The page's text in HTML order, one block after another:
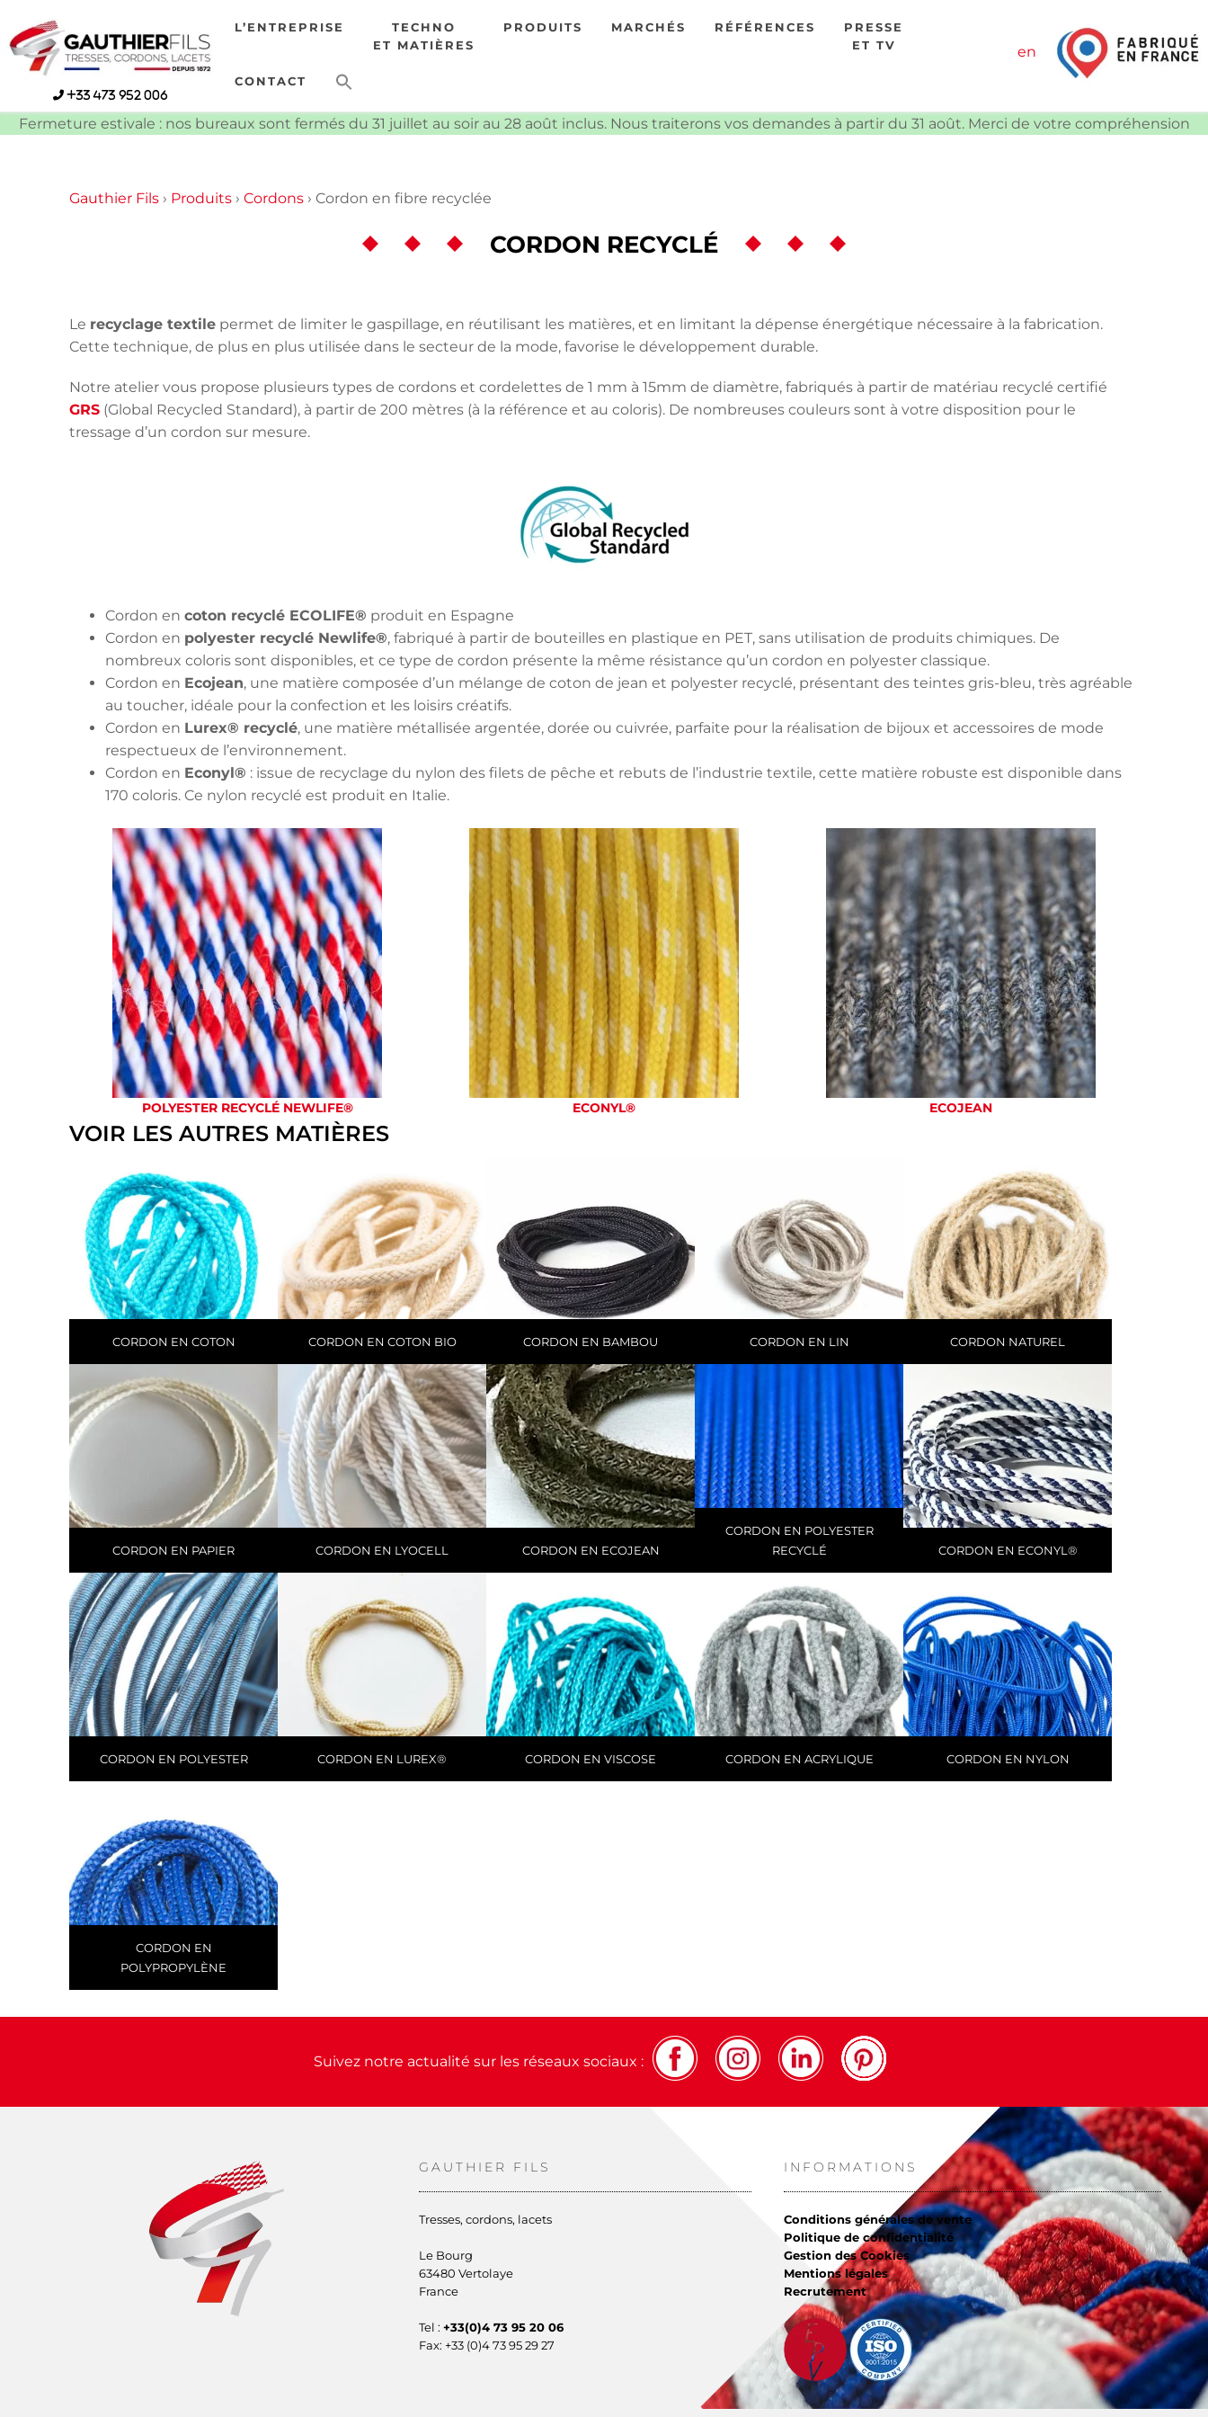
to
content
+33 473 952 006
L’ENTREPRISE
TECHNO
ET MATIÈRES
PRODUITS MARCHÉS RÉFÉRENCES
PRESSE
ET TV
CONTACT
en
Fermeture estivale : nos bureaux sont fermés du 31 juillet au soir au 28 août inclus. Nous traiterons vos demandes à partir du 31 août. Merci de votre compréhension
Gauthier Fils › Produits › Cordons › Cordon en fibre recyclée
CORDON RECYCLÉ
Le recyclage textile permet de limiter le gaspillage, en réutilisant les matières, et en limitant la dépense énergétique nécessaire à la fabrication.
Cette technique, de plus en plus utilisée dans le secteur de la mode, favorise le développement durable.
Notre atelier vous propose plusieurs types de cordons et cordelettes de 1 mm à 15mm de diamètre, fabriqués à partir de matériau recyclé certifié
GRS (Global Recycled Standard), à partir de 200 mètres (à la référence et au coloris). De nombreuses couleurs sont à votre disposition pour le
tressage d’un cordon sur mesure.
Cordon en coton recyclé ECOLIFE® produit en Espagne
Cordon en polyester recyclé Newlife®, fabriqué à partir de bouteilles en plastique en PET, sans utilisation de produits chimiques. De
nombreux coloris sont disponibles, et ce type de cordon présente la même résistance qu’un cordon en polyester classique.
Cordon en Ecojean, une matière composée d’un mélange de coton de jean et polyester recyclé, présentant des teintes gris-bleu, très agréable
au toucher, idéale pour la confection et les loisirs créatifs.
Cordon en Lurex® recyclé, une matière métallisée argentée, dorée ou cuivrée, parfaite pour la réalisation de bijoux et accessoires de mode
respectueux de l’environnement.
Cordon en Econyl® : issue de recyclage du nylon des filets de pêche et rebuts de l’industrie textile, cette matière robuste est disponible dans
170 coloris. Ce nylon recyclé est produit en Italie.
POLYESTER RECYCLÉ NEWLIFE® ECONYL® ECOJEAN
VOIR LES AUTRES MATIÈRES
CORDON EN COTON CORDON EN COTON BIO CORDON EN BAMBOU CORDON EN LIN CORDON NATUREL
CORDON EN PAPIER CORDON EN LYOCELL CORDON EN ECOJEAN
CORDON EN POLYESTER
RECYCLÉ
CORDON EN ECONYL®
CORDON EN POLYESTER CORDON EN LUREX® CORDON EN VISCOSE CORDON EN ACRYLIQUE CORDON EN NYLON
CORDON EN
POLYPROPYLÈNE
Suivez notre actualité sur les réseaux sociaux :
GAUTHIER FILS
Tresses, cordons, lacets
Le Bourg
63480 Vertolaye
France
Tel : +33(0)4 73 95 20 06
Fax: +33 (0)4 73 95 29 27
INFORMATIONS
Conditions générales de vente
Politique de confidentialité
Gestion des Cookies
Mentions légales
Recrutement